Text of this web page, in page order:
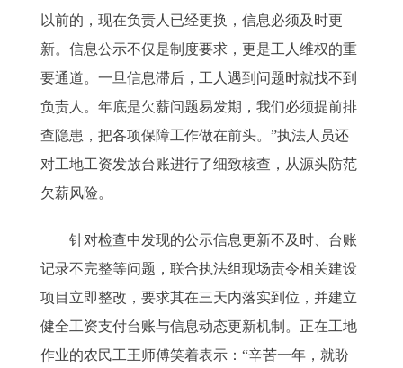
以前的，现在负责人已经更换，信息必须及时更
新。信息公示不仅是制度要求，更是工人维权的重
要通道。一旦信息滞后，工人遇到问题时就找不到
负责人。年底是欠薪问题易发期，我们必须提前排
查隐患，把各项保障工作做在前头。”执法人员还
对工地工资发放台账进行了细致核查，从源头防范
欠薪风险。
针对检查中发现的公示信息更新不及时、台账
记录不完整等问题，联合执法组现场责令相关建设
项目立即整改，要求其在三天内落实到位，并建立
健全工资支付台账与信息动态更新机制。正在工地
作业的农民工王师傅笑着表示：“辛苦一年，就盼